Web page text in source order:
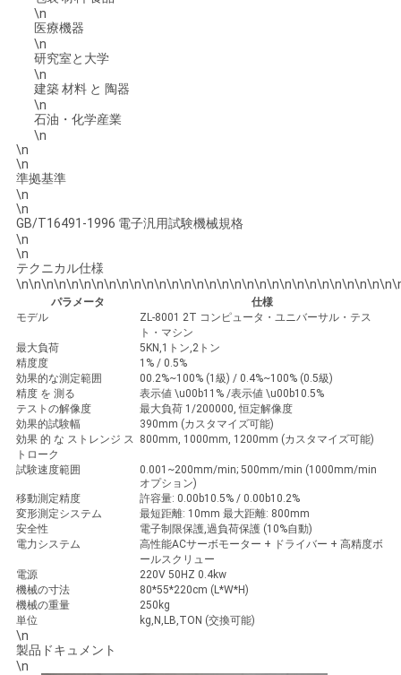
用
を
要
求
し
な
さ
い
VR
SHOW
SITEMAP
PRIVACY
POLICY
\n
医療機器
\n
研究室と大学
\n
建築 材料 と 陶器
\n
石油・化学産業
\n
\n
\n
準拠基準
\n
\n
GB/T16491-1996 電子汎用試験機械規格
\n
\n
テクニカル仕様
パラメータ
仕様
モデル
ZL-8001 2T コンピュータ・ユニバーサル・テス
ト・マシン
最大負荷
5KN,1トン,2トン
精度度
1% / 0.5%
効果的な測定範囲
00.2%~100% (1級) / 0.4%~100% (0.5級)
精度 を 測る
表示値 \u00b11% /表示値 \u00b10.5%
テストの解像度
最大負荷 1/200000, 恒定解像度
効果的試験幅
390mm (カスタマイズ可能)
効果 的 な ストレンジ ス
トローク
800mm, 1000mm, 1200mm (カスタマイズ可能)
試験速度範囲
0.001~200mm/min; 500mm/min (1000mm/min
オプション)
移動測定精度
許容量: 0.00b10.5% / 0.00b10.2%
変形測定システム
最短距離: 10mm 最大距離: 800mm
安全性
電子制限保護,過負荷保護 (10%自動)
電力システム
高性能ACサーボモーター + ドライバー + 高精度ボ
ールスクリュー
電源
220V 50HZ 0.4kw
機械の寸法
80*55*220cm (L*W*H)
機械の重量
250kg
単位
kg,N,LB,TON (交換可能)
\n
製品ドキュメント
\n